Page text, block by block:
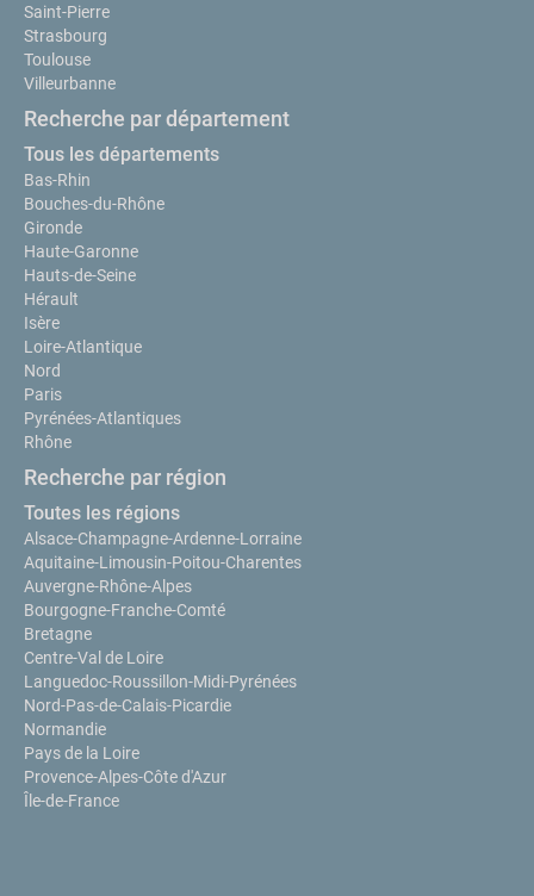
Saint-Pierre
Strasbourg
Toulouse
Villeurbanne
Recherche par département
Tous les départements
Bas-Rhin
Bouches-du-Rhône
Gironde
Haute-Garonne
Hauts-de-Seine
Hérault
Isère
Loire-Atlantique
Nord
Paris
Pyrénées-Atlantiques
Rhône
Recherche par région
Toutes les régions
Alsace-Champagne-Ardenne-Lorraine
Aquitaine-Limousin-Poitou-Charentes
Auvergne-Rhône-Alpes
Bourgogne-Franche-Comté
Bretagne
Centre-Val de Loire
Languedoc-Roussillon-Midi-Pyrénées
Nord-Pas-de-Calais-Picardie
Normandie
Pays de la Loire
Provence-Alpes-Côte d'Azur
Île-de-France